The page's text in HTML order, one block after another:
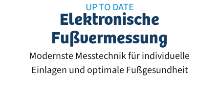
UP TO DATE
Elektronische
Fußvermessung
Modernste Messtechnik für individuelle
Einlagen und optimale Fußgesundheit